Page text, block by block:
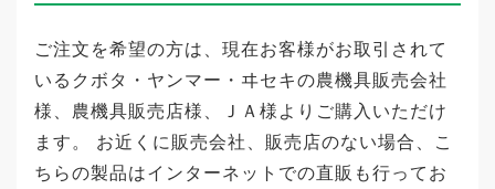
より
大型乾燥機でも安心！
販売
ご注文を希望の方は、現在お客様がお取引されて
いるクボタ・ヤンマー・ヰセキの農機具販売会社
様、農機具販売店様、ＪＡ様よりご購入いただけ
ます。 お近くに販売会社、販売店のない場合、こ
ちらの製品はインターネットでの直販も行ってお